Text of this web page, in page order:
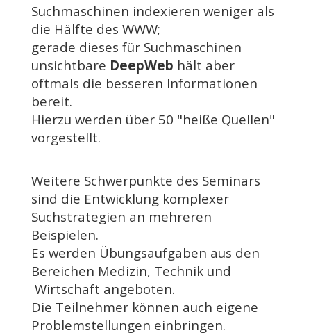
Suchmaschinen indexieren weniger als
die Hälfte des WWW;
gerade dieses für Suchmaschinen
unsichtbare DeepWeb hält aber
oftmals die besseren Informationen
bereit.
Hierzu werden über 50 "heiße Quellen"
vorgestellt.
Weitere Schwerpunkte des Seminars
sind die Entwicklung komplexer
Suchstrategien an mehreren
Beispielen.
Es werden Übungsaufgaben aus den
Bereichen Medizin, Technik und
Wirtschaft angeboten.
Die Teilnehmer können auch eigene
Problemstellungen einbringen.